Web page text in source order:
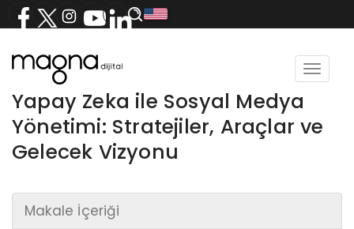
Toggle
Yapay Zeka ile Sosyal Medya
Yönetimi: Stratejiler, Araçlar ve
Gelecek Vizyonu
Makale İçeriği